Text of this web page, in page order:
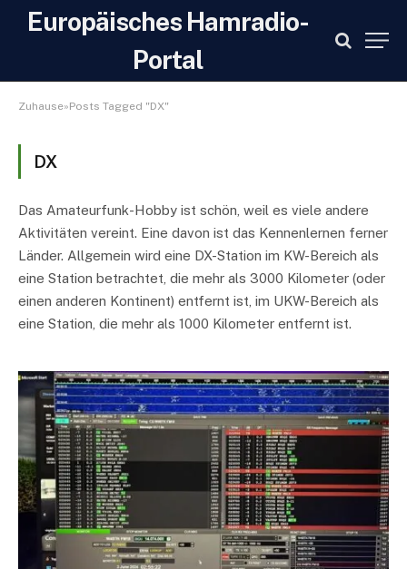
Europäisches Hamradio-
Portal
Zuhause»Posts Tagged "DX"
DX
Das Amateurfunk-Hobby ist schön, weil es viele andere
Aktivitäten vereint. Eine davon ist das Kennenlernen ferner
Länder. Allgemein wird eine DX-Station im KW-Bereich als
eine Station betrachtet, die mehr als 3000 Kilometer (oder
einen anderen Kontinent) entfernt ist, im UKW-Bereich als
eine Station, die mehr als 1000 Kilometer entfernt ist.